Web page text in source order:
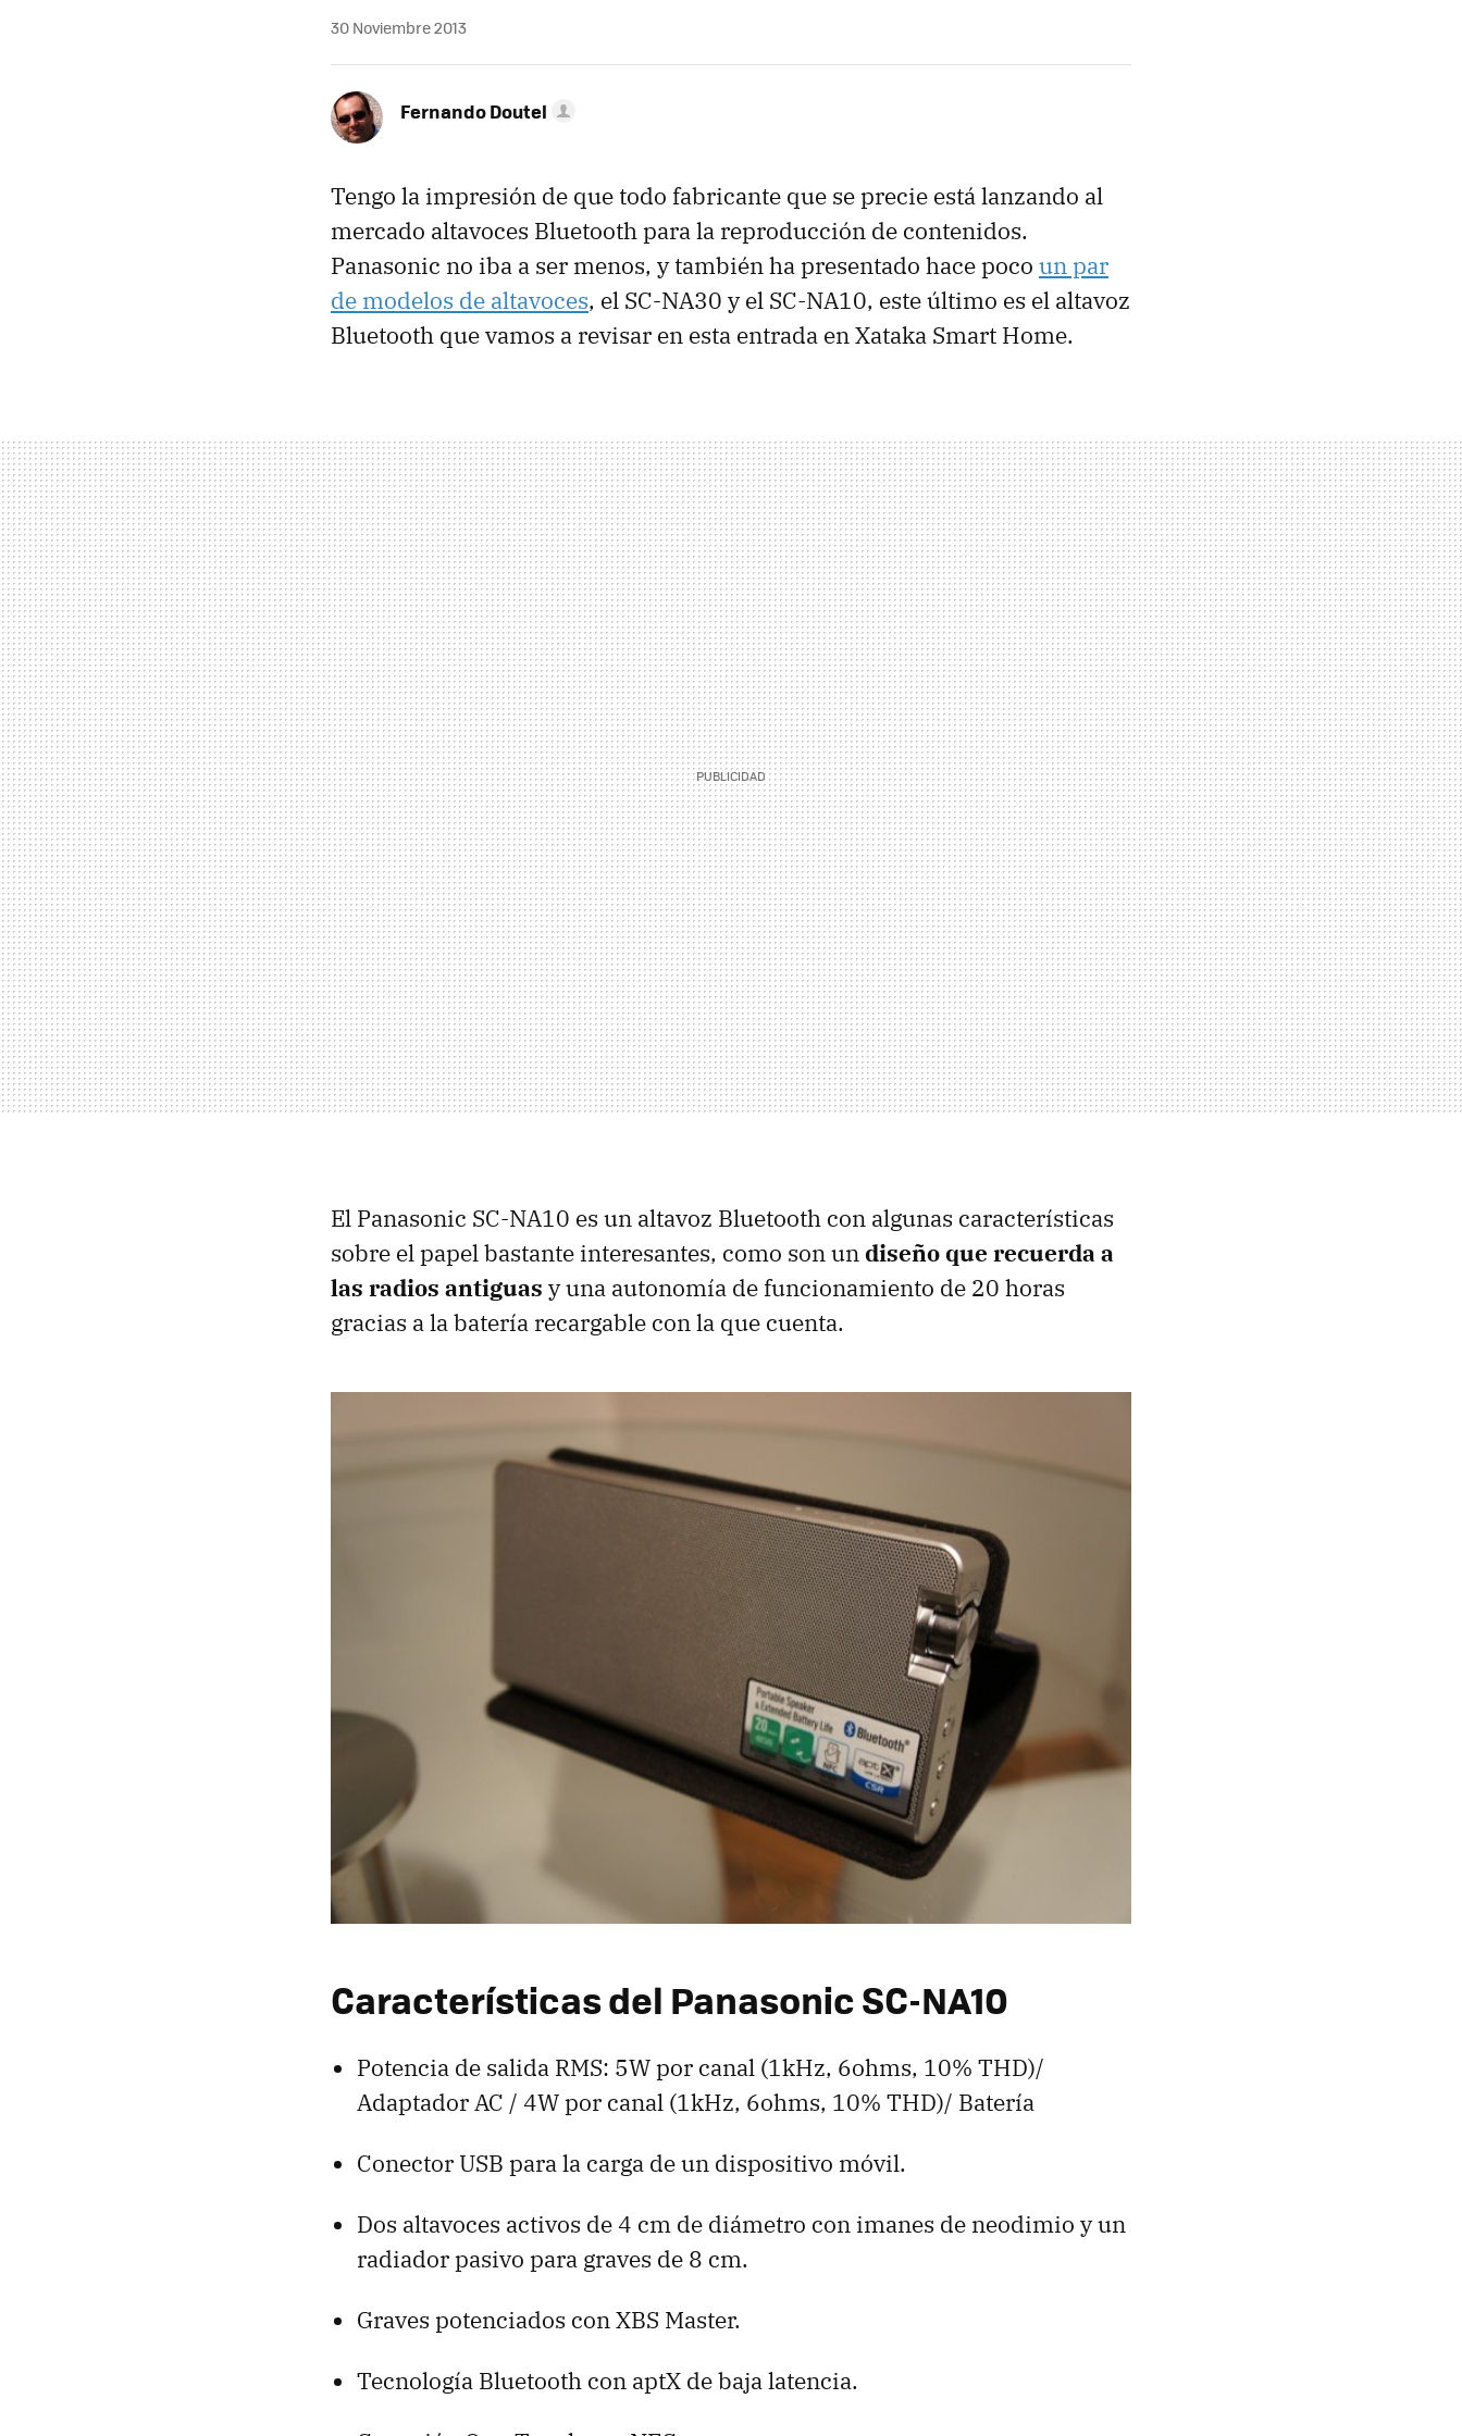
30 Noviembre 2013
Fernando Doutel
Tengo la impresión de que todo fabricante que se precie está lanzando al
mercado altavoces Bluetooth para la reproducción de contenidos.
Panasonic no iba a ser menos, y también ha presentado hace poco un par
de modelos de altavoces, el SC-NA30 y el SC-NA10, este último es el altavoz
Bluetooth que vamos a revisar en esta entrada en Xataka Smart Home.
El Panasonic SC-NA10 es un altavoz Bluetooth con algunas características
sobre el papel bastante interesantes, como son undiseño que recuerda a
las radios antiguas y una autonomía de funcionamiento de 20 horas
gracias a la batería recargable con la que cuenta.
Características del Panasonic SC-NA10
Potencia de salida RMS: 5W por canal (1kHz, 6ohms, 10% THD)/
Adaptador AC / 4W por canal (1kHz, 6ohms, 10% THD)/ Batería
Conector USB para la carga de un dispositivo móvil.
Dos altavoces activos de 4 cm de diámetro con imanes de neodimio y un
radiador pasivo para graves de 8 cm.
Graves potenciados con XBS Master.
Tecnología Bluetooth con aptX de baja latencia.